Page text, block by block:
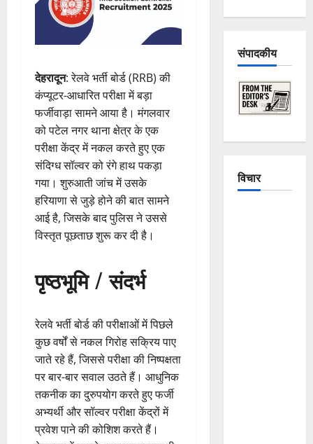
देहरादून: रेलवे भर्ती बोर्ड (RRB) की
कंप्यूटर-आधारित परीक्षा में बड़ा
फर्जीवाड़ा सामने आया है। मंगलवार
को पटेल नगर थाना क्षेत्र के एक
परीक्षा केंद्र में नकल करते हुए एक
संदिग्ध सॉल्वर को रंगे हाथ पकड़ा
गया। शुरुआती जांच में उसके
हरियाणा से जुड़े होने की बात सामने
आई है, जिसके बाद पुलिस ने उससे
विस्तृत पूछताछ शुरू कर दी है।
पृष्ठभूमि / संदर्भ
रेलवे भर्ती बोर्ड की परीक्षाओं में पिछले
कुछ वर्षों से नकल गिरोह सक्रिय पाए
जाते रहे हैं, जिससे परीक्षा की निष्पक्षता
पर बार-बार सवाल उठते हैं। आधुनिक
तकनीक का दुरुपयोग करते हुए फर्जी
अभ्यर्थी और सॉल्वर परीक्षा केंद्रों में
प्रवेश पाने की कोशिश करते हैं।
संपादकीय
विचार